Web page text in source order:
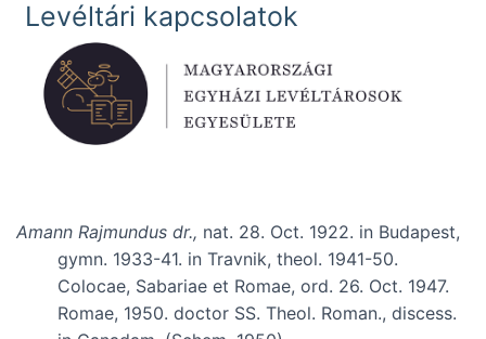
Levéltári kapcsolatok
Amann Rajmundus dr., nat. 28. Oct. 1922. in Budapest,
gymn. 1933-41. in Travnik, theol. 1941-50.
Colocae, Sabariae et Romae, ord. 26. Oct. 1947.
Romae, 1950. doctor SS. Theol. Roman., discess.